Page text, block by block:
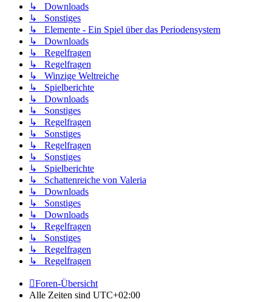
↳ Downloads
↳ Sonstiges
↳ Elemente - Ein Spiel über das Periodensystem
↳ Downloads
↳ Regelfragen
↳ Regelfragen
↳ Winzige Weltreiche
↳ Spielberichte
↳ Downloads
↳ Sonstiges
↳ Regelfragen
↳ Sonstiges
↳ Regelfragen
↳ Sonstiges
↳ Spielberichte
↳ Schattenreiche von Valeria
↳ Downloads
↳ Sonstiges
↳ Downloads
↳ Regelfragen
↳ Sonstiges
↳ Regelfragen
↳ Regelfragen
Foren-Übersicht
Alle Zeiten sind UTC+02:00